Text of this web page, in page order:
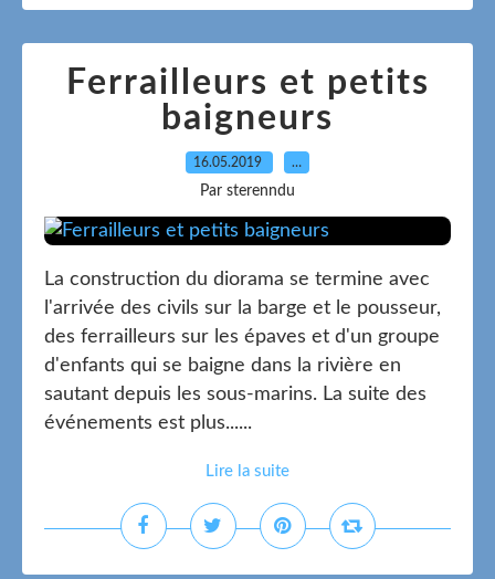
Ferrailleurs et petits
baigneurs
16.05.2019 …
Par sterenndu
La construction du diorama se termine avec
l'arrivée des civils sur la barge et le pousseur,
des ferrailleurs sur les épaves et d'un groupe
d'enfants qui se baigne dans la rivière en
sautant depuis les sous-marins. La suite des
événements est plus......
Lire la suite